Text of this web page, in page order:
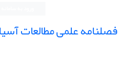
فصلنامه علمی مطالعات